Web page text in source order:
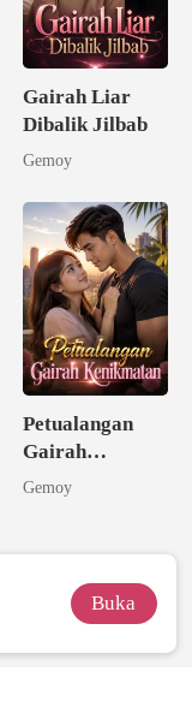
Gairah Liar
Dibalik Jilbab
Gemoy
Petualangan
Gairah
Kenikmatan
Gemoy
Buka